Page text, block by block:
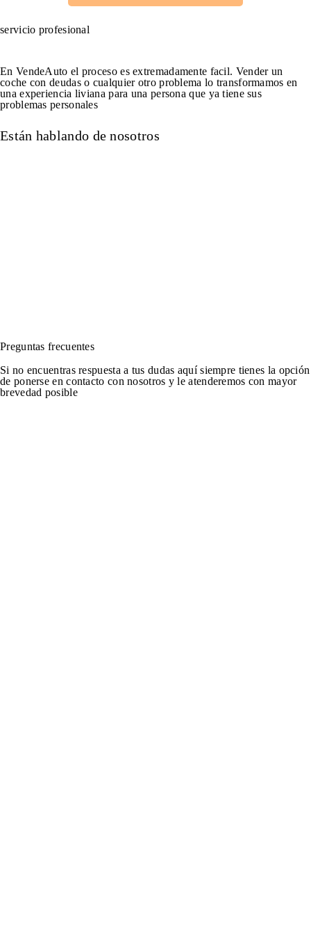
servicio profesional
Elige VendeAuto
En VendeAuto el proceso es extremadamente facil. Vender un
coche con deudas o cualquier otro problema lo transformamos en
una experiencia liviana para una persona que ya tiene sus
problemas personales
Están hablando de nosotros
Preguntas frecuentes
Si no encuentras respuesta a tus dudas aquí siempre tienes la opción
de ponerse en contacto con nosotros y le atenderemos con mayor
brevedad posible